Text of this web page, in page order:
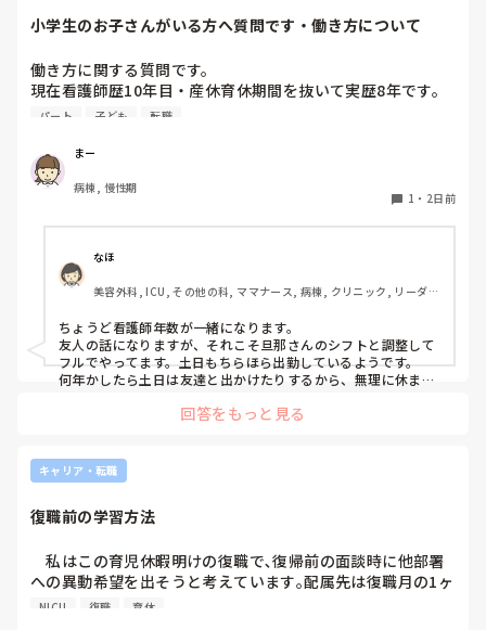
小学生のお子さんがいる方へ質問です・働き方について
働き方に関する質問です。
現在看護師歴10年目・産休育休期間を抜いて実歴8年です。
今後の働き方について悩んでいます。
再来年から子どもが小学生になります。
小1の壁(帰りが早い・土曜が休み)に備えて、
日勤9〜17時のフルタイム正社員から週4パート勤務9〜16時
ます。
正社員だと毎週土曜はほぼ出勤、日曜もシフト次第で出勤で
す。ただボーナスは手放したくない…。
さすがに1人でお留守番はできないので、同じくシフトの夫
と相談しながら頑張るか、低学年のうちはパートにするか。
小学生のお子さんがいる看護師さん、働き方はどうされてま
すか？
パート 子ども 転職
まー
病棟, 慢性期
1 ・ 2日前
なほ
美容外科, ICU, その他の科, ママナース, 病棟, クリニック, リーダ
ちょうど看護師年数が一緒になります。
友人の話になりますが、それこそ旦那さんのシフトと調整して
フルでやってます。土日もちらほら出勤しているようです。
何年かしたら土日は友達と出かけたりするから、無理に休まな
回答をもっと見る
キャリア・転職
復職前の学習方法
私はこの育児休暇明けの復職で､復帰前の面談時に他部署
への異動希望を出そうと考えています｡配属先は復職月の1ヶ
月前に確定するので､まだまだどこの部署へ配属されるか定
NICU 復職 育休